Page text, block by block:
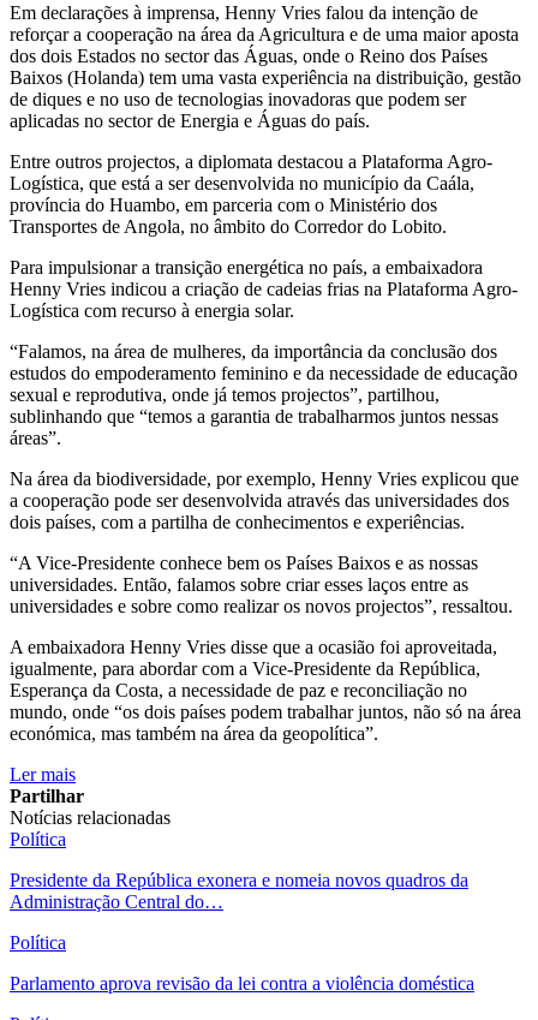
Em declarações à imprensa, Henny Vries falou da intenção de
reforçar a cooperação na área da Agricultura e de uma maior aposta
dos dois Estados no sector das Águas, onde o Reino dos Países
Baixos (Holanda) tem uma vasta experiência na distribuição, gestão
de diques e no uso de tecnologias inovadoras que podem ser
aplicadas no sector de Energia e Águas do país.
Entre outros projectos, a diplomata destacou a Plataforma Agro-
Logística, que está a ser desenvolvida no município da Caála,
província do Huambo, em parceria com o Ministério dos
Transportes de Angola, no âmbito do Corredor do Lobito.
Para impulsionar a transição energética no país, a embaixadora
Henny Vries indicou a criação de cadeias frias na Plataforma Agro-
Logística com recurso à energia solar.
“Falamos, na área de mulheres, da importância da conclusão dos
estudos do empoderamento feminino e da necessidade de educação
sexual e reprodutiva, onde já temos projectos”, partilhou,
sublinhando que “temos a garantia de trabalharmos juntos nessas
áreas”.
Na área da biodiversidade, por exemplo, Henny Vries explicou que
a cooperação pode ser desenvolvida através das universidades dos
dois países, com a partilha de conhecimentos e experiências.
“A Vice-Presidente conhece bem os Países Baixos e as nossas
universidades. Então, falamos sobre criar esses laços entre as
universidades e sobre como realizar os novos projectos”, ressaltou.
A embaixadora Henny Vries disse que a ocasião foi aproveitada,
igualmente, para abordar com a Vice-Presidente da República,
Esperança da Costa, a necessidade de paz e reconciliação no
mundo, onde “os dois países podem trabalhar juntos, não só na área
económica, mas também na área da geopolítica”.
Ler mais
Partilhar
Notícias relacionadas
Política
Presidente da República exonera e nomeia novos quadros da
Administração Central do…
Política
Parlamento aprova revisão da lei contra a violência doméstica